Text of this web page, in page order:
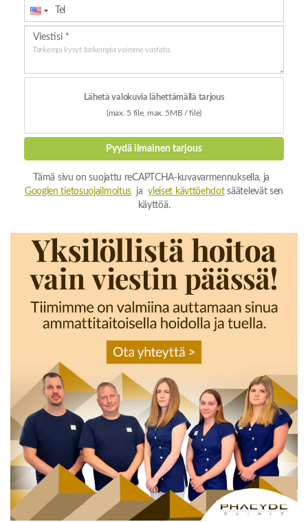
Tarkempi kysyt tarkempia voimme vastata.
Lähetä valokuvia lähettämällä tarjous
(max. 5 file, max. 5MB / file)
Pyydä ilmainen tarjous
Tämä sivu on suojattu reCAPTCHA-kuvavarmennuksella, ja
Googlen tietosuojailmoitus jayleiset käyttöehdotsäätelevät sen
käyttöä.